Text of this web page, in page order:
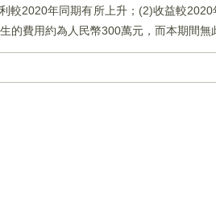
較2020年同期有所上升；(2)收益較
費用約為人民幣300萬元，而本期間無